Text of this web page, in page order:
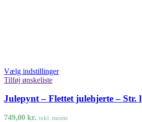
Vælg indstillinger
Tilføj ønskeliste
Julepynt – Flettet julehjerte – Str. l
749,00 kr. inkl. moms